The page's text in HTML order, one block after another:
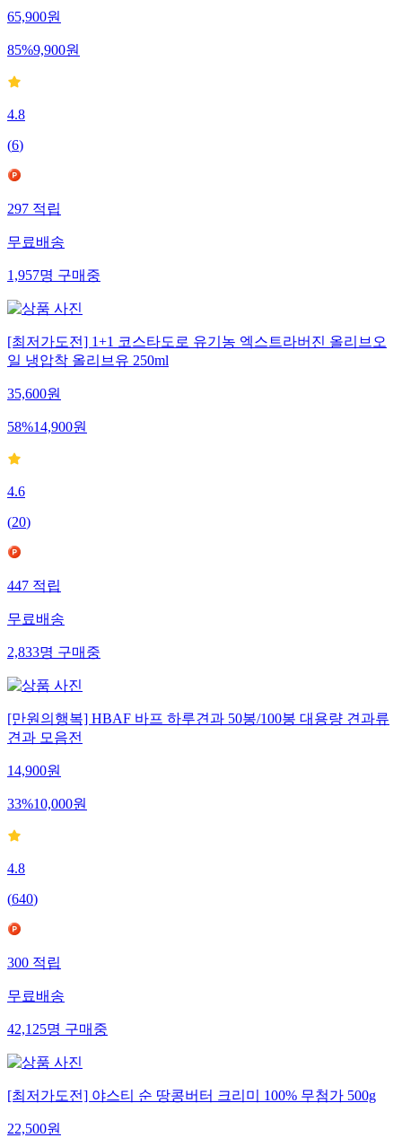
65,900원
85%9,900원
4.8
(6)
297적립
무료배송
1,957명구매중
[최저가도전] 1+1 코스타도로 유기농 엑스트라버진 올리브오
일 냉압착 올리브유 250ml
35,600원
58%14,900원
4.6
(20)
447적립
무료배송
2,833명구매중
[만원의행복] HBAF 바프 하루견과 50봉/100봉 대용량 견과류
견과 모음전
14,900원
33%10,000원
4.8
(640)
300적립
무료배송
42,125명구매중
[최저가도전] 야스티 순 땅콩버터 크리미 100% 무첨가 500g
22,500원